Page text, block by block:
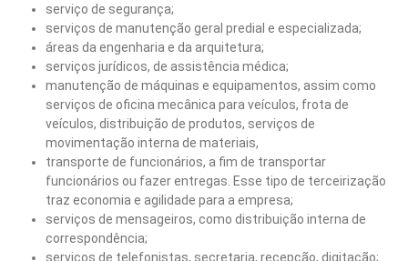
serviço de segurança;
serviços de manutenção geral predial e especializada;
áreas da engenharia e da arquitetura;
serviços jurídicos, de assistência médica;
manutenção de máquinas e equipamentos, assim como
serviços de oficina mecânica para veículos, frota de
veículos, distribuição de produtos, serviços de
movimentação interna de materiais,
transporte de funcionários, a fim de transportar
funcionários ou fazer entregas. Esse tipo de terceirização
traz economia e agilidade para a empresa;
serviços de mensageiros, como distribuição interna de
correspondência;
serviços de telefonistas, secretaria, recepção, digitação;